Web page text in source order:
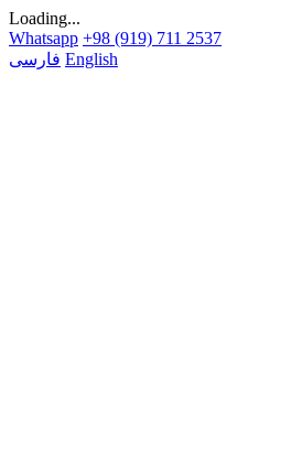
Loading...
Whatsapp +98 (919) 711 2537
فارسی English